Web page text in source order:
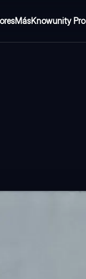
MásKnowunity Pro